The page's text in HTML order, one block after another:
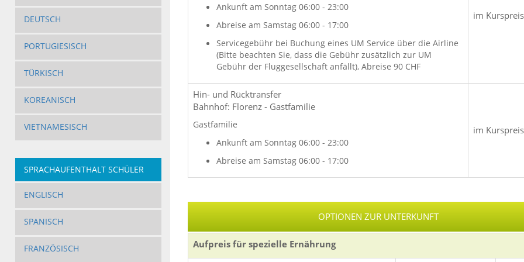
DEUTSCH
PORTUGIESISCH
TÜRKISCH
KOREANISCH
VIETNAMESISCH
SPRACHAUFENTHALT SCHÜLER
ENGLISCH
SPANISCH
FRANZÖSISCH
Ankunft am Sonntag 06:00 - 23:00
Abreise am Samstag 06:00 - 17:00
Servicegebühr bei Buchung eines UM Service über die Airline
(Bitte beachten Sie, dass die Gebühr zusätzlich zur UM
Gebühr der Fluggesellschaft anfällt), Abreise 90 CHF
im
Hin- und Rücktransfer
Bahnhof: Florenz - Gastfamilie
Gastfamilie
Ankunft am Sonntag 06:00 - 23:00
Abreise am Samstag 06:00 - 17:00
im
OPTIONEN ZUR UNTERKUNFT
Aufpreis für spezielle Ernährung